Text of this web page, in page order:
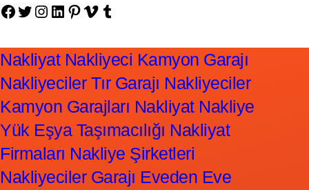
Facebook Twitter Instagram LinkedIn Pinterest Vimeo Tumblr
Nakliyat Nakliyeci Kamyon Garajı
Nakliyeciler Tır Garajı Nakliyeciler
Kamyon Garajları Nakliyat Nakliye
Yük Eşya Taşımacılığı Nakliyat
Firmaları Nakliye Şirketleri
Nakliyeciler Garajı Eveden Eve